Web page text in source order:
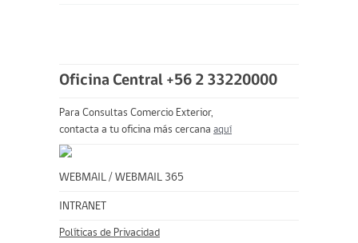
Oficina Central +56 2 33220000
Para Consultas Comercio Exterior,
contacta a tu oficina más cercana aquí
WEBMAIL / WEBMAIL 365
INTRANET
Políticas de Privacidad